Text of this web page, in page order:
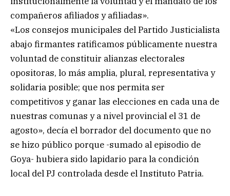
compañeros afiliados y afiliadas».
«Los consejos municipales del Partido Justicialista
abajo firmantes ratificamos públicamente nuestra
voluntad de constituir alianzas electorales
opositoras, lo más amplia, plural, representativa y
solidaria posible; que nos permita ser
competitivos y ganar las elecciones en cada una de
nuestras comunas y a nivel provincial el 31 de
agosto», decía el borrador del documento que no
se hizo público porque -sumado al episodio de
Goya- hubiera sido lapidario para la condición
local del PJ controlada desde el Instituto Patria.